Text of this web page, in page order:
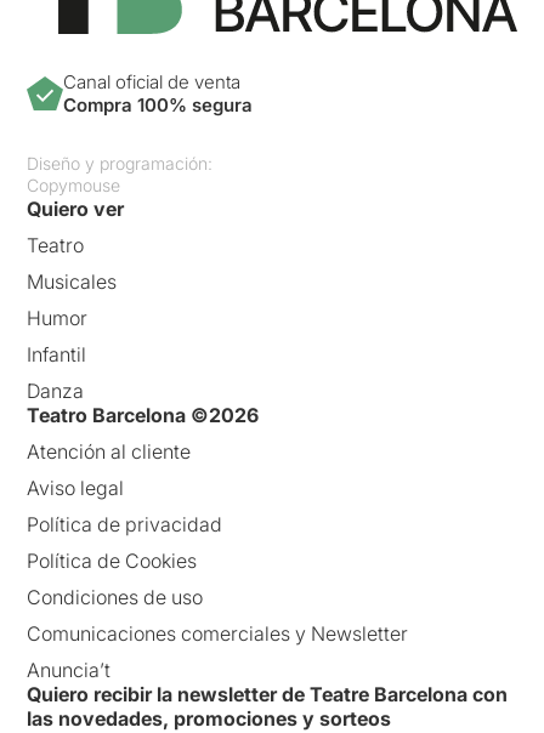
Canal oficial de venta
Compra 100% segura
Diseño y programación:
Copymouse
Quiero ver
Teatro
Musicales
Humor
Infantil
Danza
Teatro Barcelona ©2026
Atención al cliente
Aviso legal
Política de privacidad
Política de Cookies
Condiciones de uso
Comunicaciones comerciales y Newsletter
Anuncia’t
Quiero recibir la newsletter de Teatre Barcelona con
las novedades, promociones y sorteos